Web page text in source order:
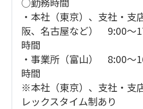
・本社（東京）、支社・支
阪、名古屋など） 9:00～
時間
・事業所（富山） 8:00～
時間
※本社（東京）、支社・
レックスタイム制あり